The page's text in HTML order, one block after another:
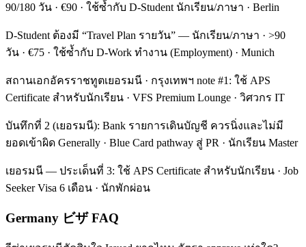
90/180 วัน · €90 · ใช้ซ้ำกับ D-Student นักเรียน/ภาษา · Berlin
D-Student ต้องมี “Travel Plan รายวัน” — นักเรียน/ภาษา · >90
วัน · €75 · ใช้ซ้ำกับ D-Work ทำงาน (Employment) · Munich
สถานเอกอัครราชทูตเยอรมนี · กรุงเทพฯ note #1: ใช้ APS
Certificate สำหรับนักเรียน · VFS Premium Lounge · วิศวกร IT
บันทึกที่ 2 (เยอรมนี): Bank รายการเดินบัญชี ควรนิ่งและไม่มี
ยอดเข้าผิด Generally · Blue Card pathway สู่ PR · นักเรียน Master
เยอรมนี — ประเด็นที่ 3: ใช้ APS Certificate สำหรับนักเรียน · Job
Seeker Visa 6 เดือน · นักพักผ่อน
Germany ビザ FAQ